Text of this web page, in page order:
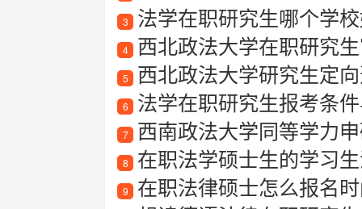
3 法学在职研究生哪个学
4 西北政法大学在职研究
5 西北政法大学研究生定
6 法学在职研究生报考条
7 西南政法大学同等学力
8 在职法学硕士生的学习
9 在职法律硕士怎么报名